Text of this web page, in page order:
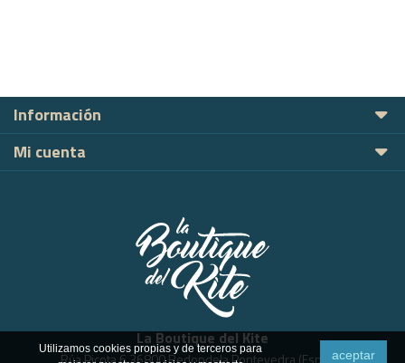
Información
Mi cuenta
La Boutique del Kite
Rúa Picota 6 36800 Redondela Pontevedra (España)
Utilizamos cookies propias y de terceros para
aceptar